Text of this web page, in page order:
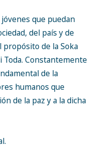
que puedan
del país y de
propósito de la Soka
Toda. Constantemente
de la
humanos que
de la paz y a la dicha